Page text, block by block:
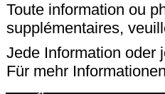
Toute information ou
supplémentaires,
Jede Information oder
Für mehr